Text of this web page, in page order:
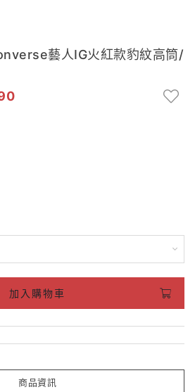
藝人IG火紅款豹紋高筒/
加入購物車
商品資訊